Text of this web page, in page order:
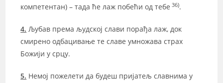
компетентан) – тада ће лаж побећи од тебе 36).
4. Љубав према људској слави порађа лаж, док
смирено одбацивање те славе умножава страх
Божији у срцу.
5. Немој пожелети да будеш пријатељ славнима у